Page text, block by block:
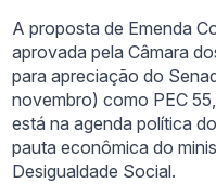
A proposta de Emenda
aprovada pela Câmara
para apreciação do
novembro) como PEC
está na agenda política
pauta econômica do
Desigualdade Social.